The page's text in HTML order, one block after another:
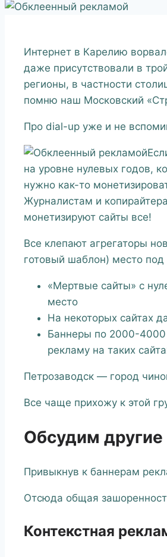
Интернет в Карелию
даже присутствовали в
регионы, в частности
помню наш Московский
Про dial-up уже и не
на уровне нулевых годов,
нужно как-то
Журналистам и
монетизируют сайты все!
Все клепают агрегаторы
готовый шаблон) место
«Мертвые сайты» с
место
На некоторых сайтах
Баннеры по 2000-4000
рекламу на таких
Петрозаводск — город
Все чаще прихожу к этой
Обсудим другие
Привыкнув к баннерам
Отсюда общая
Контекстная